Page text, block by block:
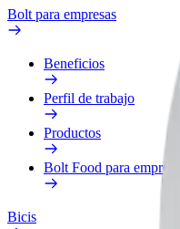
Bolt para empresas
Beneficios
Perfil de trabajo
Productos
Bolt Food para empresas
Bicis